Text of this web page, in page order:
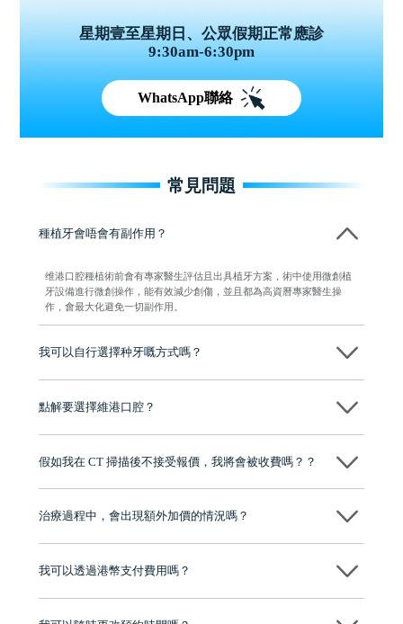
星期壹至星期日、公眾假期正常應診
9:30am-6:30pm
WhatsApp聯絡
常見問題
種植牙會唔會有副作用？
维港口腔種植術前會有專家醫生評估且出具植牙方案，術中使用微創植
牙設備進行微創操作，能有效減少創傷，並且都為高資曆專家醫生操
作，會最大化避免一切副作用。
我可以自行選擇种牙嘅方式嗎？
程及費用，未開始實際治療服務前，不會收取任何費用
點解要選擇維港口腔？
牌」、「2025香港企業領袖品牌」，是諾貝爾種植系統全球放心植牙中
至今已服務超過三十個國家和地區的顧客，受到粵港澳大灣區及周邊城
市市民極高的口碑評價及信任推薦 珠海、深圳設有八大分院，香港亦設
有咨詢及服務保障中心，有任何問題都可以隨時預約免費咨詢，讓人十
假如我在 CT 掃描後不接受報價，我將會被收費嗎？？
不會！只要未開始實際服務之前，你不會被收取任何費用。
治療過程中，會出現額外加價的情況嗎？
我可以透過港幣支付費用嗎？